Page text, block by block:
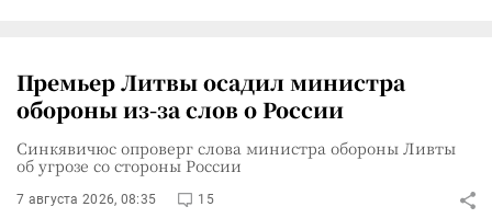
Премьер Литвы осадил министра
обороны из-за слов о России
Синкявичюс опроверг слова министра обороны Ливты
об угрозе со стороны России
7 августа 2026, 08:35 15